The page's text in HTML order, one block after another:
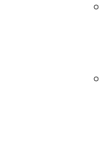
2. B
3. A